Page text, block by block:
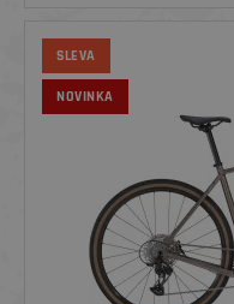
SLEVA
NOVINKA